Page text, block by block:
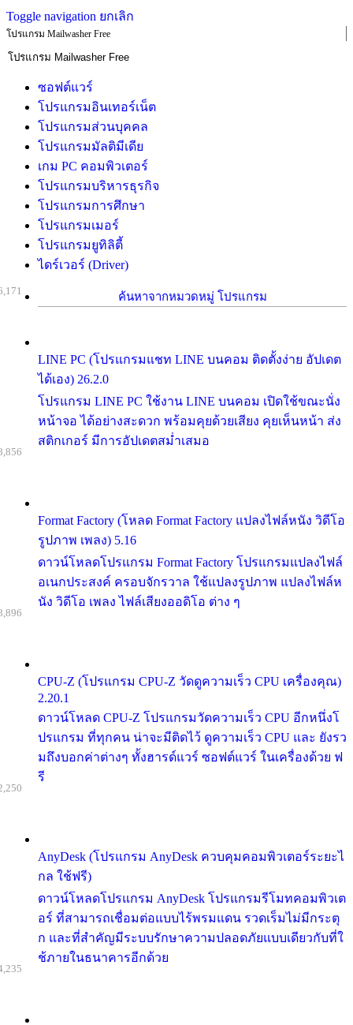
Toggle navigation ยกเลิก
โปรแกรม Mailwasher Free
ซอฟต์แวร์
โปรแกรมอินเทอร์เน็ต
โปรแกรมส่วนบุคคล
โปรแกรมมัลติมีเดีย
เกม PC คอมพิวเตอร์
โปรแกรมบริหารธุรกิจ
โปรแกรมการศึกษา
โปรแกรมเมอร์
โปรแกรมยูทิลิตี้
ไดร์เวอร์ (Driver)
ค้นหาจากหมวดหมู่ โปรแกรม
LINE PC (โปรแกรมแชท LINE บนคอม ติดตั้งง่าย อัปเดต
ได้เอง) 26.2.0
โปรแกรม LINE PC ใช้งาน LINE บนคอม เปิดใช้ขณะนั่ง
หน้าจอ ได้อย่างสะดวก พร้อมคุยด้วยเสียง คุยเห็นหน้า ส่ง
สติกเกอร์ มีการอัปเดตสม่ำเสมอ
Format Factory (โหลด Format Factory แปลงไฟล์หนัง วิดีโอ
รูปภาพ เพลง) 5.16
ดาวน์โหลดโปรแกรม Format Factory โปรแกรมแปลงไฟล์
อเนกประสงค์ ครอบจักรวาล ใช้แปลงรูปภาพ แปลงไฟล์ห
นัง วิดีโอ เพลง ไฟล์เสียงออดิโอ ต่าง ๆ
CPU-Z (โปรแกรม CPU-Z วัดดูความเร็ว CPU เครื่องคุณ)
2.20.1
ดาวน์โหลด CPU-Z โปรแกรมวัดความเร็ว CPU อีกหนึ่งโ
ปรแกรม ที่ทุกคน น่าจะมีติดไว้ ดูความเร็ว CPU และ ยังรว
มถึงบอกค่าต่างๆ ทั้งฮารด์แวร์ ซอฟต์แวร์ ในเครื่องด้วย ฟ
รี
AnyDesk (โปรแกรม AnyDesk ควบคุมคอมพิวเตอร์ระยะไ
กล ใช้ฟรี)
ดาวน์โหลดโปรแกรม AnyDesk โปรแกรมรีโมทคอมพิวเต
อร์ ที่สามารถเชื่อมต่อแบบไร้พรมแดน รวดเร็มไม่มีกระตุ
ก และที่สำคัญมีระบบรักษาความปลอดภัยแบบเดียวกับที่ใ
ช้ภายในธนาคารอีกด้วย